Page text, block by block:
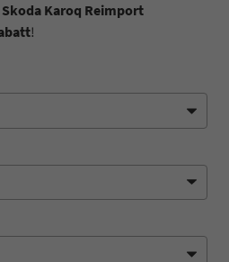
Skoda Karoq Reimport
!